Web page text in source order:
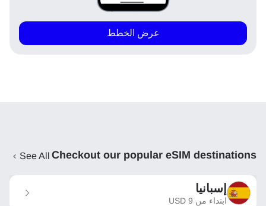
عرض الخطط
Checkout our popular eSIM destinations
See All
إسبانيا
ابتداء من USD 9